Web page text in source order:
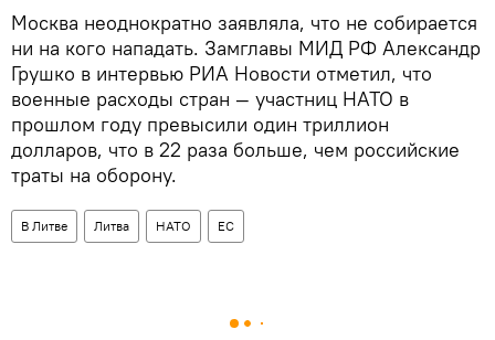
Москва неоднократно заявляла, что не собирается
ни на кого нападать. Замглавы МИД РФ Александр
Грушко в интервью РИА Новости отметил, что
военные расходы стран — участниц НАТО в
прошлом году превысили один триллион
долларов, что в 22 раза больше, чем российские
траты на оборону.
В Литве Литва НАТО ЕС